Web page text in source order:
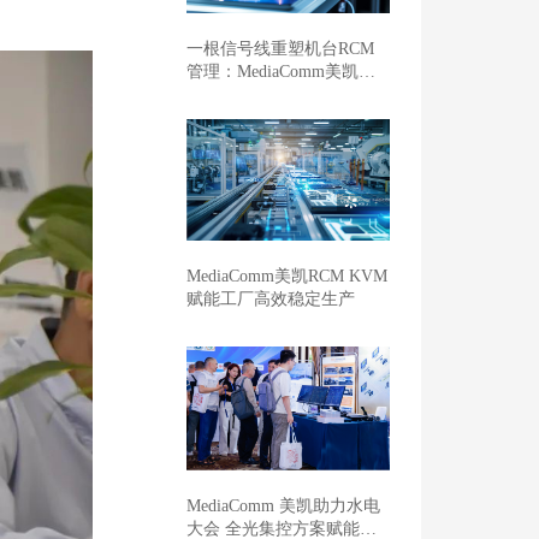
一根信号线重塑机台RCM
管理：MediaComm美凯开
式
MediaComm美凯RCM KVM
赋能工厂高效稳定生产
MediaComm 美凯助力水电
大会 全光集控方案赋能新